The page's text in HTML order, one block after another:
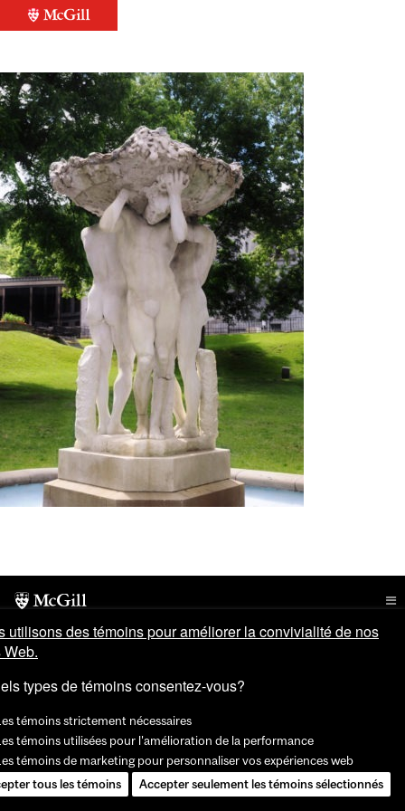
utilisons des témoins pour améliorer la convivialité de nos
types de témoins consentez-vous?
témoins strictement nécessaires
témoins utilisées pour l'amélioration de la performance
témoins de marketing pour personnaliser vos expériences web
tous les témoins
Accepter seulement les témoins sélectionnés